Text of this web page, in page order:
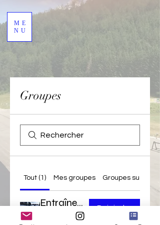
ME
NU
Groupes
Tout (1) Mes groupes Groupes suggérés
Entraînement
18 membres
Rejoindre